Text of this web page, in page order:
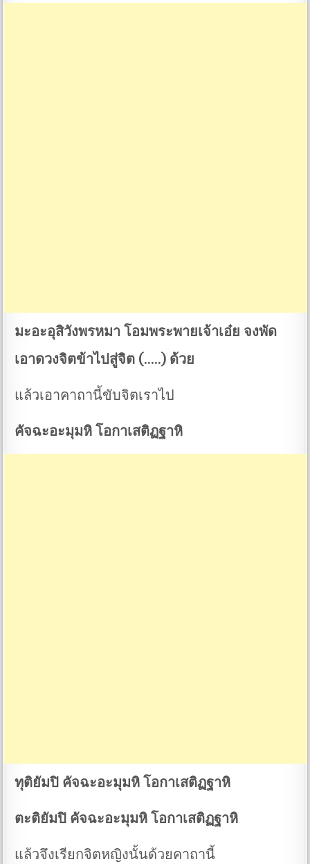
มะอะอุสิวังพรหมา โอมพระพายเจ้าเอ๋ย จงพัด
เอาดวงจิตข้าไปสู่จิต (…..) ด้วย
แล้วเอาคาถานี้ขับจิตเราไป
คัจฉะอะมุมหิ โอกาเสติฏฐาหิ
ทุติยัมปิ คัจฉะอะมุมหิ โอกาเสติฏฐาหิ
ตะติยัมปิ คัจฉะอะมุมหิ โอกาเสติฏฐาหิ
แล้วจึงเรียกจิตหญิงนั้นด้วยคาถานี้